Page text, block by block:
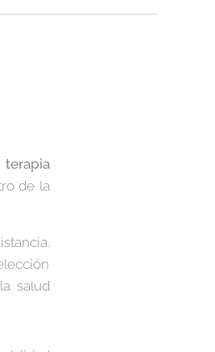
terapia
de la
salud